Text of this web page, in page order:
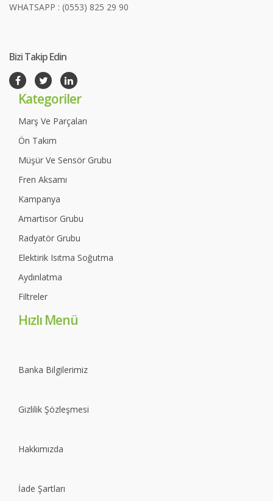
WHATSAPP : (0553) 825 29 90
Bizi Takip Edin
Kategoriler
Marş Ve Parçaları
Ön Takım
Müşür Ve Sensör Grubu
Fren Aksamı
Kampanya
Amartisor Grubu
Radyatör Grubu
Elektirik Isıtma Soğutma
Aydınlatma
Filtreler
Hızlı Menü
Banka Bilgilerimiz
Gizlilik Şözleşmesi
Hakkımızda
İade Şartları